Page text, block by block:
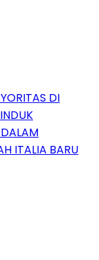
DI
ITALIA BARU